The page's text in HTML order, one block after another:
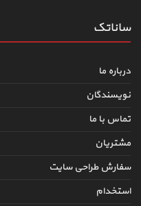
ساناتک
درباره ما
نویسندگان
تماس با ما
مشتریان
سفارش طراحی سایت
استخدام